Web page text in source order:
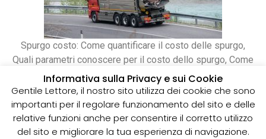
Spurgo costo: Come quantificare il costo delle spurgo,
Quali parametri conoscere per il costo dello spurgo, Come
risparmiare sui prezzi dello spurgo. Quanto costa
svuotare le fosse biologiche.
Informativa sulla Privacy e sui Cookie
Gentile Lettore, il nostro sito utilizza dei cookie che sono
importanti per il regolare funzionamento del sito e delle
relative funzioni anche per consentire il corretto utilizzo
del sito e migliorare la tua esperienza di navigazione.